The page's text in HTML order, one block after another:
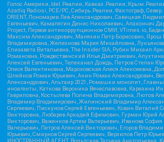
Голос Америки, Idel.Реалии, Кавказ.Реалии,
Azatliq Radiosi, PCE/PC, Сибирь.Реалии, Фактограф,
ORIENT, Пономарев Лев Александрович, Савицкая
Евгеньевич, Камалягин Денис Николаевич, Апахончич
Project, Первое антикоррупционное СМИ, VTimes.io,
Максим Александрович, Маняхин Петр Борисович, Ярош
Владимировна, Железнова Мария Михайловна,
Елизавета Витальевна, The Insider SIA, Рубин Михаил
Романовна, Рождественский Илья Дмитриевич,
Алексей Евгеньевич, Телеканал Дождь, Петров Степан
Олеся Валентиновна, Мароховская Алеся Алексеевна,
Шлейнов Роман Юрьевич, Анин Роман Александрович,
Александрович, Альтаир 2021, Ромашки монолит,
иноагенты, Каткова Вероника Вячеславовна, Карезина
Гавриловна, Костылева Полина Владимировна, Лютов
Владимир Владимирович, Жилинский Владимир
Сергеевич, Пискунов Сергей Евгеньевич, Ковин Виталий
Викторовна, Любарев Аркадий Ефимович, Гурман Юрий
Викторович, Важенков Артем Валерьевич, Иванова
Валерьевич, Петров Алексей Викторович, Егоров
Юрьевич, Смирнов Сергей Сергеевич, Верзилов Петр
ИНОСТРАННЫЙ АГЕНТ, Вольтская Татьяна Анатольевна,